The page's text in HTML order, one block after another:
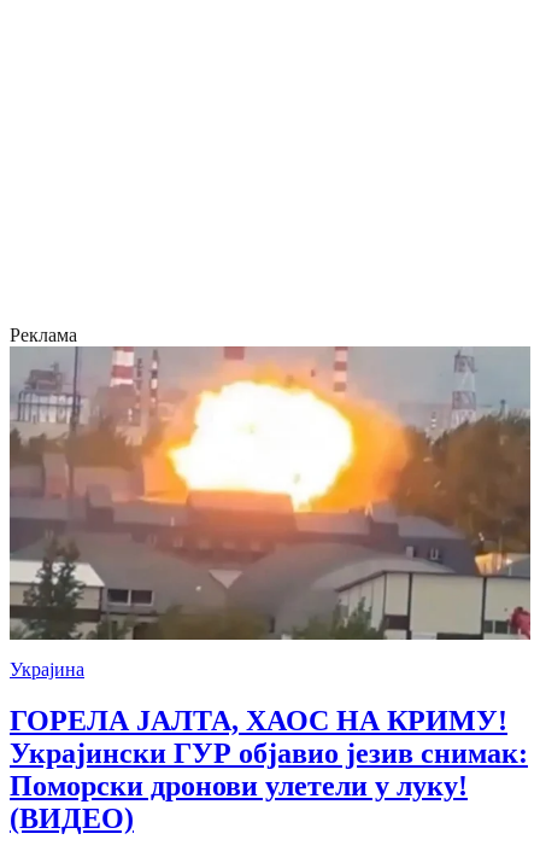
Реклама
Украјина
ГОРЕЛА ЈАЛТА, ХАОС НА КРИМУ!
Украјински ГУР објавио језив снимак:
Поморски дронови улетели у луку!
(ВИДЕО)